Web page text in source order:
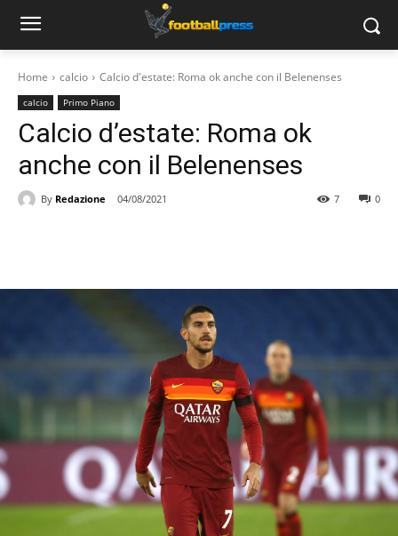
Home calcio Calcio d'estate: Roma ok anche con il Belenenses
calcio Primo Piano
Calcio d’estate: Roma ok
anche con il Belenenses
By Redazione 04/08/2021 0
7